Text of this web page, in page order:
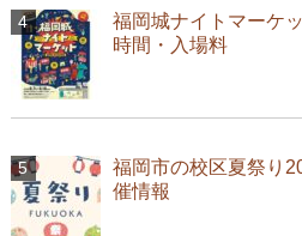
福岡城ナイトマーケ
時間・入場料
福岡市の校区夏祭り
催情報